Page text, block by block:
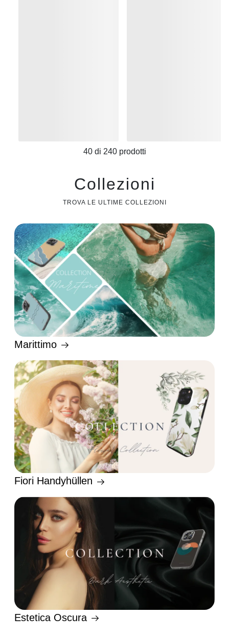
40di 240prodotti
Collezioni
TROVA LE ULTIME COLLEZIONI
Marittimo
Fiori Handyhüllen
Estetica Oscura